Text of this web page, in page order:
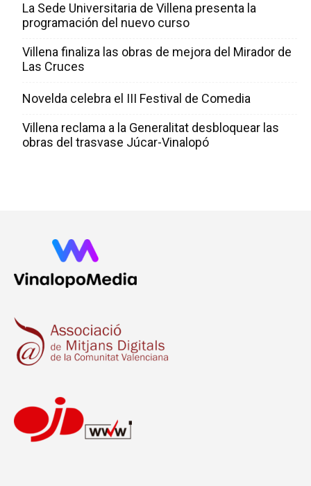
La Sede Universitaria de Villena presenta la
programación del nuevo curso
Villena finaliza las obras de mejora del Mirador de
Las Cruces
Novelda celebra el III Festival de Comedia
Villena reclama a la Generalitat desbloquear las
obras del trasvase Júcar-Vinalopó